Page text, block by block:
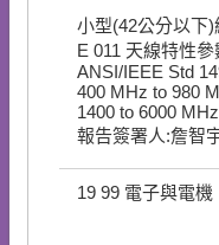
小型(42公分以下
E 011 天線特性參
ANSI/IEEE Std
400 MHz to 980
​1400 to 6000 MHz
報告簽署人:詹智
19 99 電子與電機